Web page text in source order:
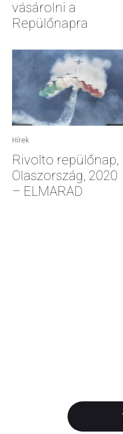
vásárolni a
Repülőnapra
Hírek
Rivolto repülőnap,
Olaszország, 2020
– ELMARAD